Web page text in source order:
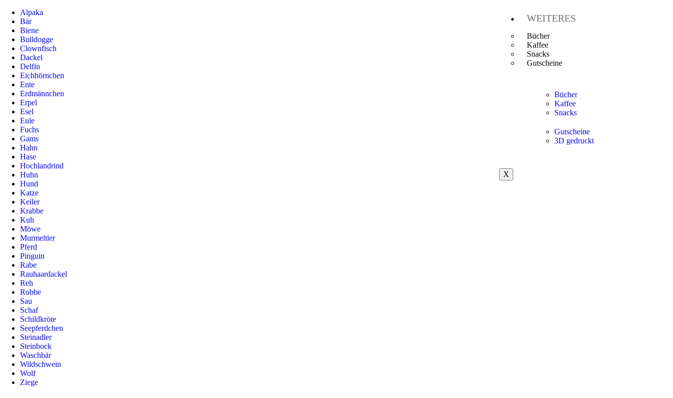
WEITERES
Bücher
Kaffee
Snacks
Gutscheine
Bücher
Kaffee
Snacks
Gutscheine
3D gedruckt
X
Alpaka
Bär
Biene
Bulldogge
Clownfisch
Dackel
Delfin
Eichhörnchen
Ente
Erdmännchen
Erpel
Esel
Eule
Fuchs
Gams
Hahn
Hase
Hochlandrind
Huhn
Hund
Katze
Keiler
Krabbe
Kuh
Möwe
Murmeltier
Pferd
Pinguin
Rabe
Rauhaardackel
Reh
Robbe
Sau
Schaf
Schildkröte
Seepferdchen
Steinadler
Steinbock
Waschbär
Wildschwein
Wolf
Ziege